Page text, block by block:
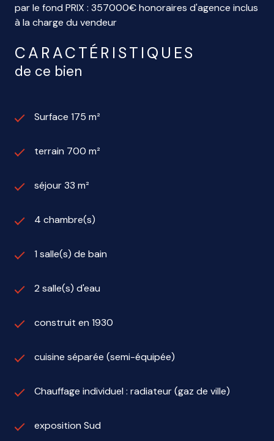
par le fond PRIX : 357000€ honoraires d'agence inclus
à la charge du vendeur
CARACTÉRISTIQUES
de ce bien
Surface 175 m²
terrain 700 m²
séjour 33 m²
4 chambre(s)
1 salle(s) de bain
2 salle(s) d'eau
construit en 1930
cuisine séparée (semi-équipée)
Chauffage individuel : radiateur (gaz de ville)
exposition Sud